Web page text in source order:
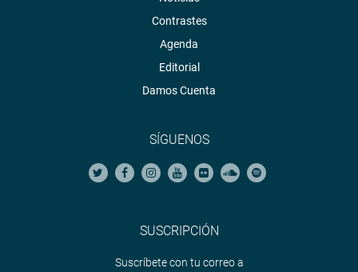
Contrastes
Agenda
Editorial
Damos Cuenta
SÍGUENOS
SUSCRIPCIÓN
Suscríbete con tu correo a